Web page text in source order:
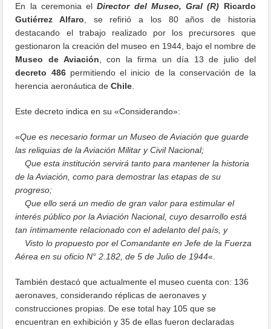
En la ceremonia elDirector del Museo, Gral (R) Ricardo
Gutiérrez Alfaro , se refirió a los 80 años de historia
destacando el trabajo realizado por los precursores que
gestionaron la creación del museo en 1944, bajo el nombre de
Museo de Aviación , con la firma un día 13 de julio del
decreto 486permitiendo el inicio de la conservación de la
herencia aeronáutica deChile
Este decreto indica en su «Considerando»:
«Que es necesario formar un Museo de Aviación que guarde
las reliquias de la Aviación Militar y Civil Nacional;
Que esta institución servirá tanto para mantener la historia
de la Aviación, como para demostrar las etapas de su
progreso;
Que ello será un medio de gran valor para estimular el
interés público por la Aviación Nacional, cuyo desarrollo está
tan íntimamente relacionado con el adelanto del país, y
Visto lo propuesto por el Comandante en Jefe de la Fuerza
Aérea en su oficio N° 2.182, de 5 de Julio de 1944«.
También destacó que actualmente el museo cuenta con: 136
aeronaves, considerando réplicas de aeronaves y
construcciones propias. De ese total hay 105 que se
encuentran en exhibición y 35 de ellas fueron declaradas